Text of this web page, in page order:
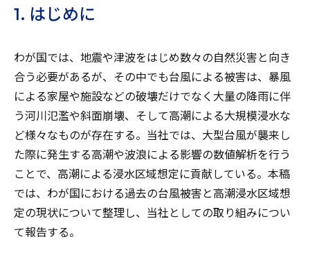
1. はじめに
わが国では、地震や津波をはじめ数々の自然災害と向き
合う必要があるが、その中でも台風による被害は、暴風
による家屋や施設などの破壊だけでなく大量の降雨に伴
う河川氾濫や斜面崩壊、そして高潮による大規模浸水な
ど様々なものが存在する。当社では、大型台風が襲来し
た際に発生する高潮や波浪による影響の数値解析を行う
ことで、高潮による浸水区域想定に貢献している。本稿
では、わが国における過去の台風被害と高潮浸水区域想
定の現状について整理し、当社としての取り組みについ
て報告する。